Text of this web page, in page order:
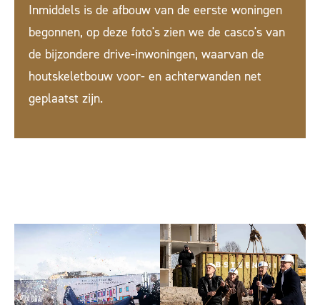
Inmiddels is de afbouw van de eerste woningen
begonnen, op deze foto's zien we de casco's van
de bijzondere drive-inwoningen, waarvan de
houtskeletbouw voor- en achterwanden net
geplaatst zijn.